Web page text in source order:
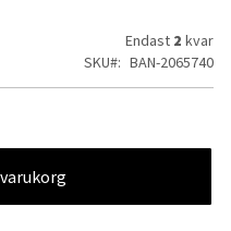
Endast 2 kvar
SKU
BAN-2065740